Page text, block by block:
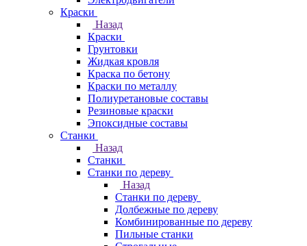
Краски
Назад
Краски
Грунтовки
Жидкая кровля
Краска по бетону
Краски по металлу
Полиуретановые составы
Резиновые краски
Эпоксидные составы
Станки
Назад
Станки
Станки по дереву
Назад
Станки по дереву
Долбежные по дереву
Комбинированные по дереву
Пильные станки